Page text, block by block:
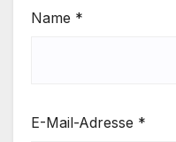
Name *
E-Mail-Adresse *